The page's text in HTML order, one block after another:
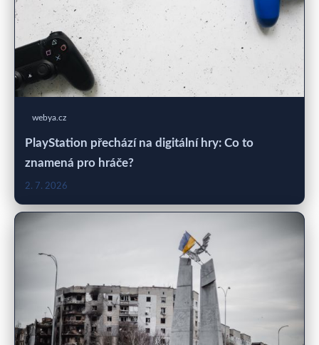
webya.cz
PlayStation přechází na digitální hry: Co to
znamená pro hráče?
2. 7. 2026